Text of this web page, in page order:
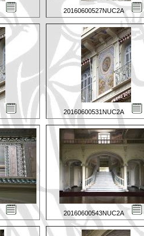
20160600527NUC2A
20160600531NUC2A
20160600543NUC2A